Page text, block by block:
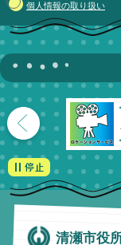
個人情報の取り扱い
清瀬市役